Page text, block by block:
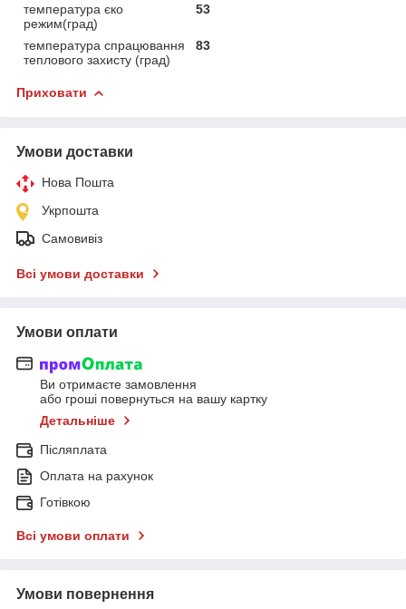
температура єко
режим(град)
53
температура спрацювання
теплового захисту (град)
83
Приховати
Умови доставки
Нова Пошта
Укрпошта
Самовивіз
Всі умови доставки
Умови оплати
Ви отримаєте замовлення
або гроші повернуться на вашу картку
Детальніше
Післяплата
Оплата на рахунок
Готівкою
Всі умови оплати
Умови повернення